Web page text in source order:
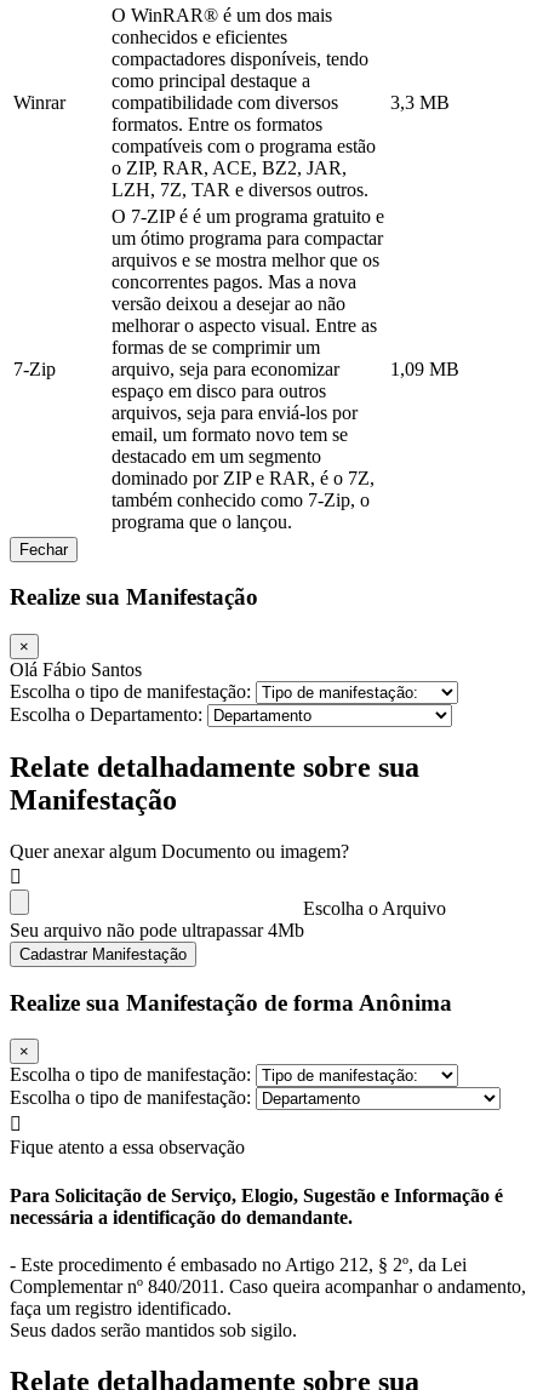
Winrar
O WinRAR® é um dos mais
conhecidos e eficientes
compactadores disponíveis, tendo
como principal destaque a
compatibilidade com diversos
formatos. Entre os formatos
compatíveis com o programa estão
o ZIP, RAR, ACE, BZ2, JAR,
LZH, 7Z, TAR e diversos outros.
3,3 MB
7-Zip
O 7-ZIP é é um programa gratuito e
um ótimo programa para compactar
arquivos e se mostra melhor que os
concorrentes pagos. Mas a nova
versão deixou a desejar ao não
melhorar o aspecto visual. Entre as
formas de se comprimir um
arquivo, seja para economizar
espaço em disco para outros
arquivos, seja para enviá-los por
email, um formato novo tem se
destacado em um segmento
dominado por ZIP e RAR, é o 7Z,
também conhecido como 7-Zip, o
programa que o lançou.
1,09 MB
Fechar
Realize sua Manifestação
×
Olá Fábio Santos
Escolha o tipo de manifestação:
Escolha o Departamento:
Relate detalhadamente sobre sua
Manifestação
Quer anexar algum Documento ou imagem?
Escolha o Arquivo
Seu arquivo não pode ultrapassar 4Mb
Cadastrar Manifestação
Realize sua Manifestação de forma Anônima
×
Escolha o tipo de manifestação:
Escolha o tipo de manifestação:
Fique atento a essa observação
Para Solicitação de Serviço, Elogio, Sugestão e Informação é
necessária a identificação do demandante.
- Este procedimento é embasado no Artigo 212, § 2º, da Lei
Complementar nº 840/2011. Caso queira acompanhar o andamento,
faça um registro identificado.
Seus dados serão mantidos sob sigilo.
Relate detalhadamente sobre sua